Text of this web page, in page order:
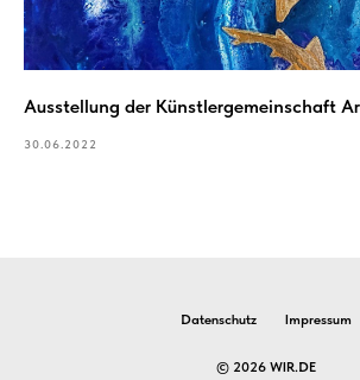
Ausstellung der Künstlergemeinschaft
30.06.2022
Datenschutz Impressum
© 2026 WIR.DE